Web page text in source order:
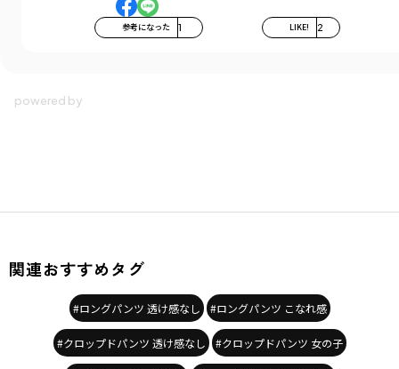
参考になった 1 LIKE! 2
関連おすすめタグ
#ロングパンツ 透け感なし #ロングパンツ こなれ感
#クロップドパンツ 透け感なし #クロップドパンツ 女の子